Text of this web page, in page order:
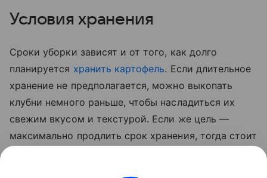
Условия хранения
Сроки уборки зависят и от того, как долго
планируется хранить картофель. Если длительное
хранение не предполагается, можно выкопать
клубни немного раньше, чтобы насладиться их
свежим вкусом и текстурой. Если же цель —
максимально продлить срок хранения, тогда стоит